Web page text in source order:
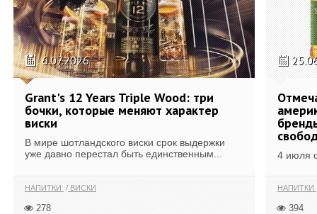
6.07.2026
Grant's 12 Years Triple Wood: три
бочки, которые меняют характер
виски
В мире шотландского виски срок выдержки
уже давно перестал быть единственным...
НАПИТКИ ВИСКИ
278
4 июля
НАПИТКИ
394